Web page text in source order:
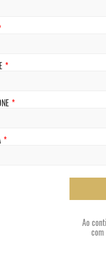
*
*
*
Ao
com